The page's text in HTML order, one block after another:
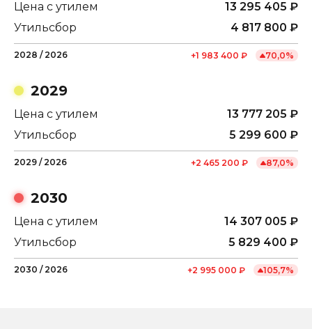
Цена с утилем 13 295 405 ₽
Утильсбор
4 817 800 ₽
2028 / 2026 +1 983 400 ₽ 70,0%
2029
Цена с утилем 13 777 205 ₽
Утильсбор
5 299 600 ₽
2029 / 2026 +2 465 200 ₽ 87,0%
2030
Цена с утилем 14 307 005 ₽
Утильсбор
5 829 400 ₽
2030 / 2026 +2 995 000 ₽ 105,7%